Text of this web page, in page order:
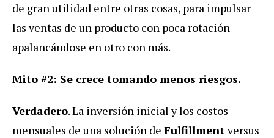
de gran utilidad entre otras cosas, para impulsar
las ventas de un producto con poca rotación
apalancándose en otro con más.
Mito #2: Se crece tomando menos riesgos.
Verdadero. La inversión inicial y los costos
mensuales de una solución de Fulfillment versus